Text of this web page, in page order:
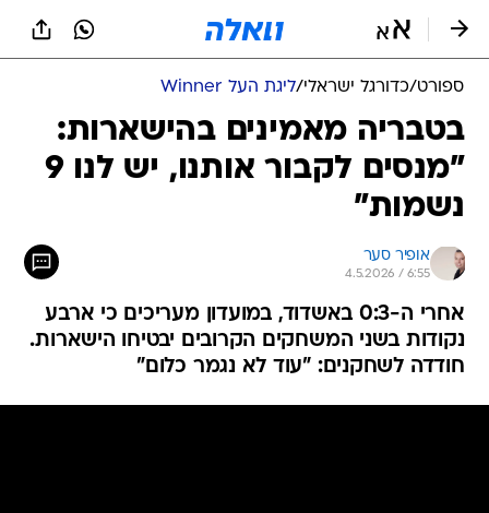
ספורט/כדורגל ישראלי/ליגת העל Winner
בטבריה מאמינים בהישארות:
"מנסים לקבור אותנו, יש לנו 9
נשמות"
אופיר סער
4.5.2026 / 6:55
אחרי ה-0:3 באשדוד, במועדון מעריכים כי ארבע
נקודות בשני המשחקים הקרובים יבטיחו הישארות.
חודדה לשחקנים: "עוד לא נגמר כלום"